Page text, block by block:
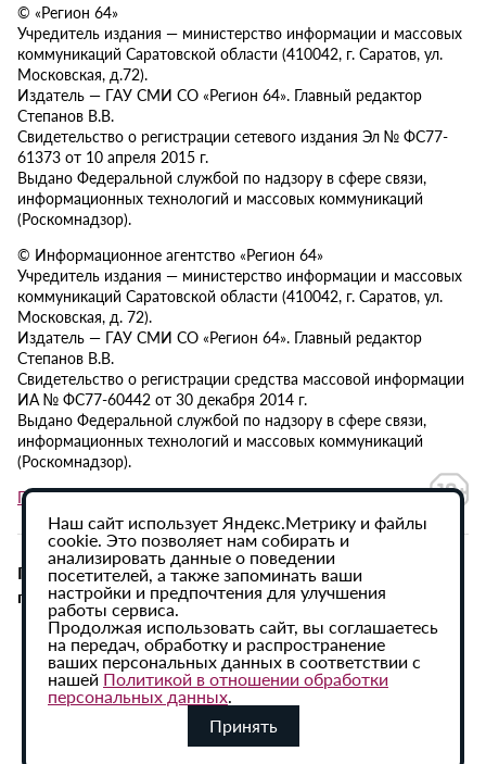
© «Регион 64»
Учредитель издания — министерство информации и массовых
коммуникаций Саратовской области (410042, г. Саратов, ул.
Московская, д.72).
Издатель — ГАУ СМИ СО «Регион 64». Главный редактор
Степанов В.В.
Свидетельство о регистрации сетевого издания Эл № ФС77-
61373 от 10 апреля 2015 г.
Выдано Федеральной службой по надзору в сфере связи,
информационных технологий и массовых коммуникаций
(Роскомнадзор).
© Информационное агентство «Регион 64»
Учредитель издания — министерство информации и массовых
коммуникаций Саратовской области (410042, г. Саратов, ул.
Московская, д. 72).
Издатель — ГАУ СМИ СО «Регион 64». Главный редактор
Степанов В.В.
Свидетельство о регистрации средства массовой информации
ИА № ФС77-60442 от 30 декабря 2014 г.
Выдано Федеральной службой по надзору в сфере связи,
информационных технологий и массовых коммуникаций
(Роскомнадзор).
Политика в отношении обработки персональных данных
При использовании материалов сайта активная
гиперссылка на ИА «Регион 64» обязательна.
Наш сайт использует Яндекс.Метрику и файлы
cookie. Это позволяет нам собирать и
анализировать данные о поведении
посетителей, а также запоминать ваши
настройки и предпочтения для улучшения
работы сервиса.
Продолжая использовать сайт, вы соглашаетесь
на передач, обработку и распространение
ваших персональных данных в соответствии с
нашей Политикой в отношении обработки
персональных данных.
Принять